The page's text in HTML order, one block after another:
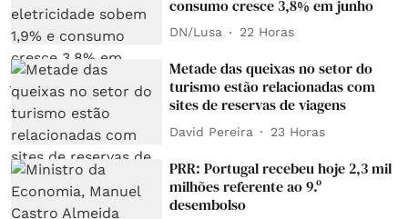
consumo cresce 3,8% em junho
DN/Lusa 22 Horas
Metade das queixas no setor do
turismo estão relacionadas com
sites de reservas de viagens
David Pereira 23 Horas
PRR: Portugal recebeu hoje 2,3 mil
milhões referente ao 9.º
desembolso